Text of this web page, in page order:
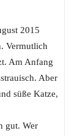
2015
Vermutlich
Am Anfang
Aber
süße Katze,
gut. Wer